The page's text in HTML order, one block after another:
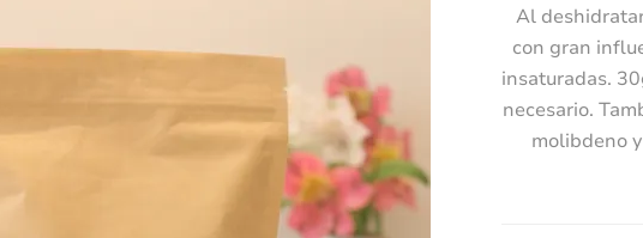
Al
con gran
insaturadas.
necesario.
molibdeno